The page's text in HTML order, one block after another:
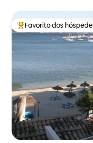
Favoritos dos
Favorito dos